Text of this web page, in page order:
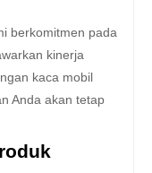
berkomitmen pada
kinerja
kaca mobil
Anda akan tetap